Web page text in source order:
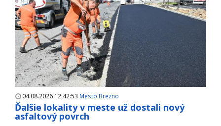
04.08.2026 12:42:53 Mesto Brezno
Ďalšie lokality v meste už dostali nový
asfaltový povrch